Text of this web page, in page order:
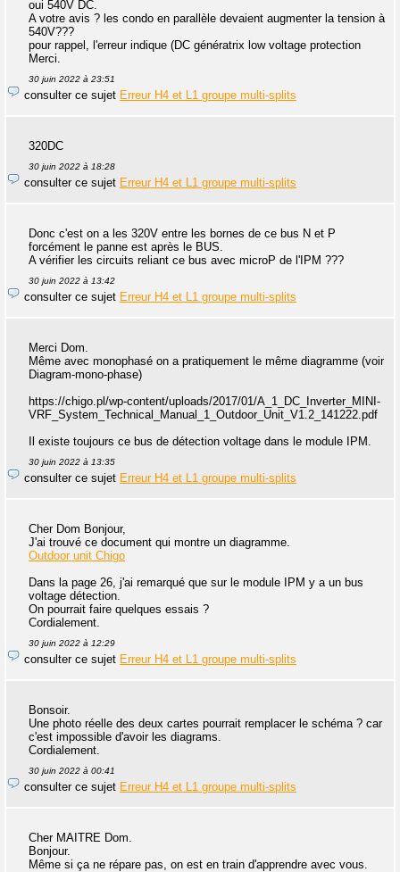
oui 540V DC.
A votre avis ? les condo en parallèle devaient augmenter la tension à
540V???
pour rappel, l'erreur indique (DC génératrix low voltage protection
Merci.
30 juin 2022 à 23:51
consulter ce sujet Erreur H4 et L1 groupe multi-splits
320DC
30 juin 2022 à 18:28
consulter ce sujet Erreur H4 et L1 groupe multi-splits
Donc c'est on a les 320V entre les bornes de ce bus N et P
forcément le panne est après le BUS.
A vérifier les circuits reliant ce bus avec microP de l'IPM ???
30 juin 2022 à 13:42
consulter ce sujet Erreur H4 et L1 groupe multi-splits
Merci Dom.
Même avec monophasé on a pratiquement le même diagramme (voir
Diagram-mono-phase)
https://chigo.pl/wp-content/uploads/2017/01/A_1_DC_Inverter_MINI-
VRF_System_Technical_Manual_1_Outdoor_Unit_V1.2_141222.pdf
Il existe toujours ce bus de détection voltage dans le module IPM.
30 juin 2022 à 13:35
consulter ce sujet Erreur H4 et L1 groupe multi-splits
Cher Dom Bonjour,
J'ai trouvé ce document qui montre un diagramme.
Outdoor unit Chigo
Dans la page 26, j'ai remarqué que sur le module IPM y a un bus
voltage détection.
On pourrait faire quelques essais ?
Cordialement.
30 juin 2022 à 12:29
consulter ce sujet Erreur H4 et L1 groupe multi-splits
Bonsoir.
Une photo réelle des deux cartes pourrait remplacer le schéma ? car
c'est impossible d'avoir les diagrams.
Cordialement.
30 juin 2022 à 00:41
consulter ce sujet Erreur H4 et L1 groupe multi-splits
Cher MAITRE Dom.
Bonjour.
Même si ça ne répare pas, on est en train d'apprendre avec vous.